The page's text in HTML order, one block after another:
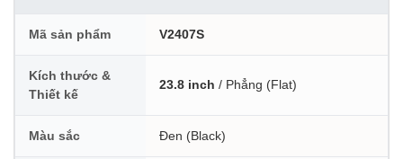
Mã sản phẩm V2407S
Kích thước &
Thiết kế
23.8 inch / Phẳng (Flat)
Màu sắc Đen (Black)